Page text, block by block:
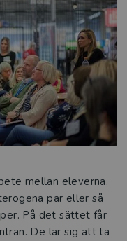
mellan eleverna.
par eller så
På det sättet får
De lär sig att ta